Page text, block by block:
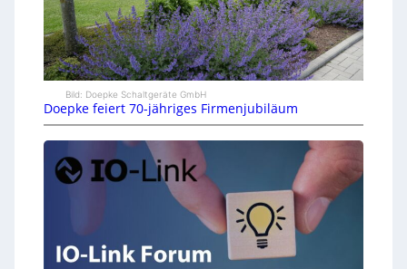
Bild: Doepke Schaltgeräte GmbH
Doepke feiert 70-jähriges Firmenjubiläum